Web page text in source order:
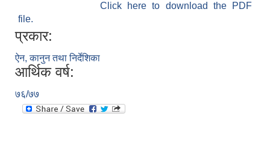
Click here to download the PDF
file.
प्रकार:
ऐन, कानुन तथा निर्देशिका
आर्थिक वर्ष:
७६/७७